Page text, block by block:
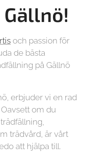
Gällnö!
och passion för
de bästa
på Gällnö
erbjuder vi en rad
om du
trädvård, är vårt
att hjälpa till.